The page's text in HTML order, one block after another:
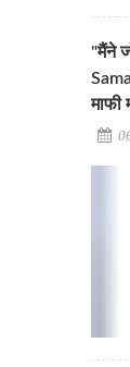
"मैंने
माफी